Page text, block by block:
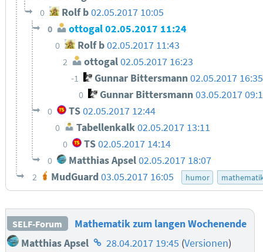
0 Rolf b02.05.2017 10:05
0 ottogal02.05.2017 11:24
0 Rolf b02.05.2017 11:43
2 ottogal02.05.2017 16:23
-1 Gunnar Bittersmann02.05.2017 16:35
0 Gunnar Bittersmann 03.05.2017
0 TS02.05.2017 12:44
0 Tabellenkalk02.05.2017 13:11
0 TS02.05.2017 14:14
0 Matthias Apsel02.05.2017 18:07
2 MudGuard 03.05.2017 16:05 humor
SELF-Forum
Mathematik zum langen Wochenende
Matthias Apsel Homepage
28.04.2017 19:45 (Versionen)